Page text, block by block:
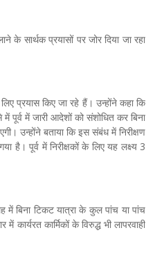
के सार्थक प्रयासों पर जोर दिया जा रहा
प्रयास किए जा रहे हैं। उन्होंने कहा कि
में पूर्व में जारी आदेशों को संशोधित कर बिना
उन्होंने बताया कि इस संबंध में निरीक्षण
है। पूर्व में निरीक्षकों के लिए यह लक्ष्य 3
में बिना टिकट यात्रा के कुल पांच या पांच
कार्मिकों के विरुद्ध भी लापरवाही